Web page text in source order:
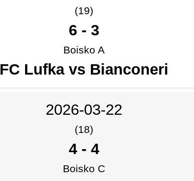
(19)
6 - 3
Boisko A
FC Lufka vs Bianconeri
2026-03-22
(18)
4 - 4
Boisko C